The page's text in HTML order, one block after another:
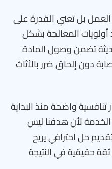
بل تعني القدرة على
المعالجة بشكل
تضمن وصول المادة
دون إلحاق ضرر بالأثاث
واضحة منذ البداية
لأن هدفنا ليس
حل احترافي يريح
حقيقية في النتيجة